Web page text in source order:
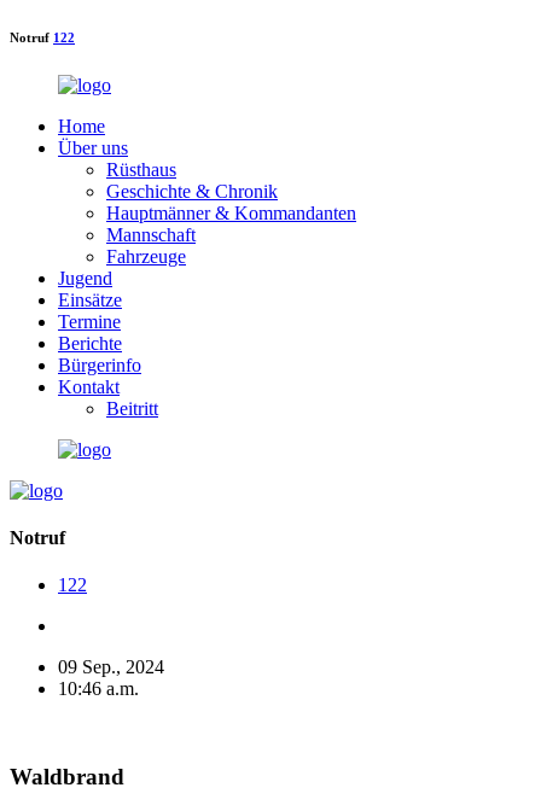
Notruf 122
Home
Über uns
Rüsthaus
Geschichte & Chronik
Hauptmänner & Kommandanten
Mannschaft
Fahrzeuge
Jugend
Einsätze
Termine
Berichte
Bürgerinfo
Kontakt
Beitritt
Notruf
122
09 Sep., 2024
10:46 a.m.
Waldbrand